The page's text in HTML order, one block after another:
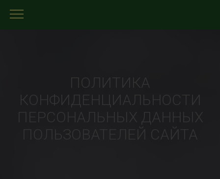
ПОЛИТИКА
КОНФИДЕНЦИАЛЬНОСТИ
ПЕРСОНАЛЬНЫХ ДАННЫХ